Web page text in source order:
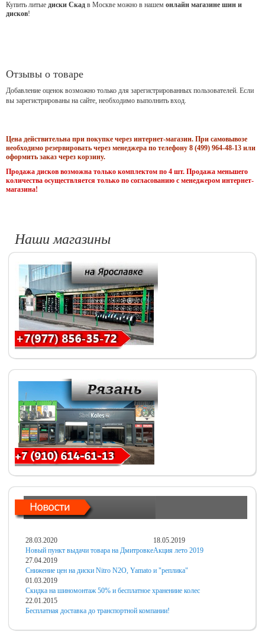
Купить литые диски Скад в Москве можно в нашем онлайн магазине шин и
дисков!
Отзывы о товаре
Добавление оценок возможно только для зарегистрированных пользователей. Если
вы зарегистрированы на сайте, необходимо выполнить вход.
Цена действительна при покупке через интернет-магазин. При самовывозе
необходимо резервировать через менеджера по телефону 8 (499) 964-48-13 или
оформить заказ через корзину.
Продажа дисков возможна только комплектом по 4 шт. Продажа меньшего
количества осуществляется только по согласованию с менеджером интернет-
магазина!
Наши магазины
28.03.2020
Новый пункт выдачи товара на Дмитровке
18.05.2019
Акция лето 2019
27.04.2019
Снижение цен на диски Nitro N2O, Yamato и "реплика"
01.03.2019
Скидка на шиномонтаж 50% и бесплатное хранениие колес
22.01.2015
Бесплатная доставка до транспортной компании!